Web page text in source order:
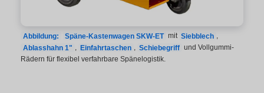
Abbildung: Späne-Kastenwagen SKW-ET mit Siebblech ,
Ablasshahn 1" , Einfahrtaschen , Schiebegriff und Vollgummi-
Rädern für flexibel verfahrbare Spänelogistik.